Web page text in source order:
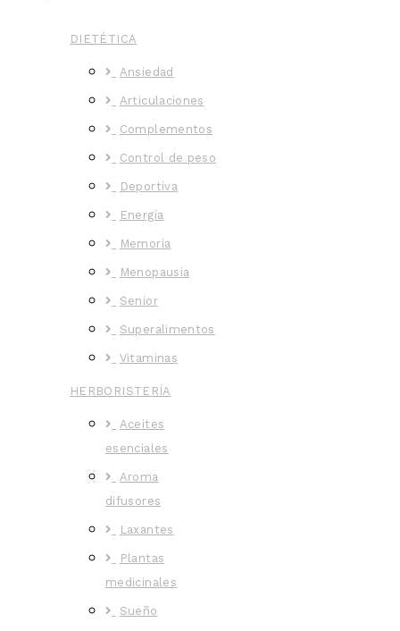
DIETÉTICA
Ansiedad
Articulaciones
Complementos
Control de peso
Deportiva
Energía
Memoria
Menopausia
Senior
Superalimentos
Vitaminas
HERBORISTERÍA
Aceites
esenciales
Aroma
difusores
Laxantes
Plantas
medicinales
Sueño